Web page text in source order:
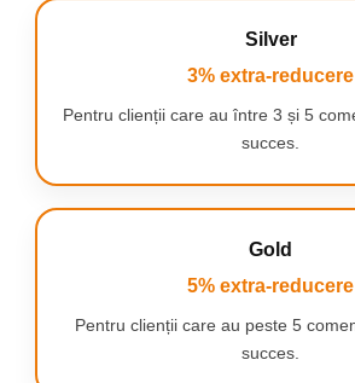
AJUSTARE LA
Indiferent de forma corpului
absorb socul se adapteaza formei acestuia.
ca
mersului.
Indiferent daca esti un ciclist incepator
doua roti, arcurile amortizoarelor sunt o
Uitati de durere si
ce mergeti si bucurati-
aventurile cu bicicleta.
diferenta acum!
Silver
3% extra-reducere
Pentru clienții care au între 3 și 5
succes.
Gold
5% extra-reducere
Pentru clienții care au peste 5
succes.